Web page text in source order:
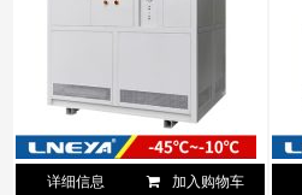
详细信息 加入购物车